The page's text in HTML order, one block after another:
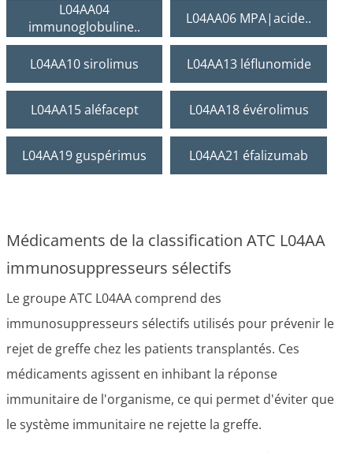
L04AA04
immunoglobuline..
L04AA06 MPA|acide..
L04AA10 sirolimus L04AA13 léflunomide
L04AA15 aléfacept L04AA18 évérolimus
L04AA19 guspérimus L04AA21 éfalizumab
Médicaments de la classification ATC L04AA
immunosuppresseurs sélectifs
Le groupe ATC L04AA comprend des
immunosuppresseurs sélectifs utilisés pour prévenir le
rejet de greffe chez les patients transplantés. Ces
médicaments agissent en inhibant la réponse
immunitaire de l'organisme, ce qui permet d'éviter que
le système immunitaire ne rejette la greffe.